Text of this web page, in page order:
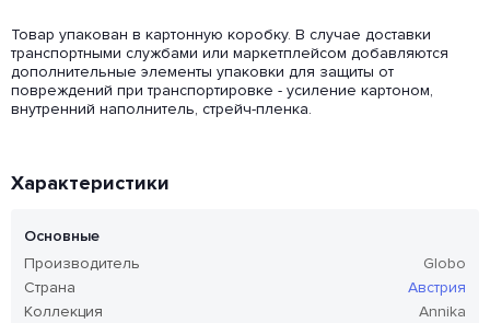
Товар упакован в картонную коробку. В случае доставки
транспортными службами или маркетплейсом добавляются
дополнительные элементы упаковки для защиты от
повреждений при транспортировке - усиление картоном,
внутренний наполнитель, стрейч-пленка.
Характеристики
Основные
Производитель
Globo
Страна
Австрия
Коллекция
Annika